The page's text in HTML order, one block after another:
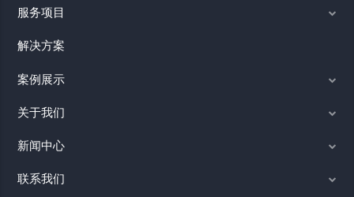
服务项目
解决方案
案例展示
关于我们
新闻中心
联系我们